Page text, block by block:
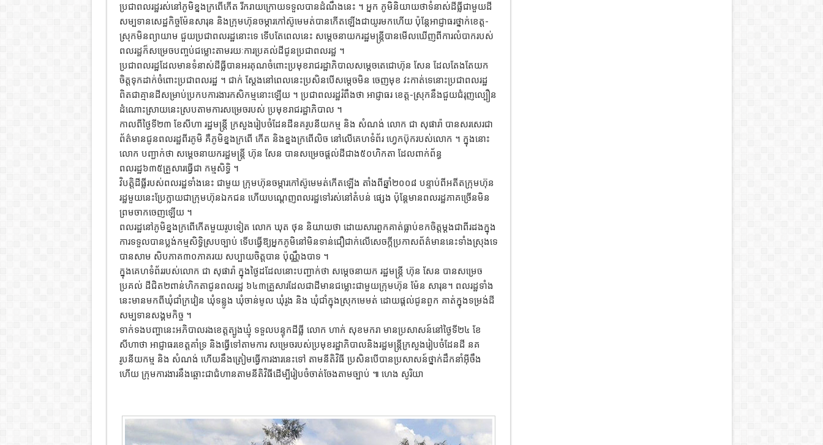
ប្រជាពលរដ្ឋរស់នៅភូមិខ្នងក្រពើកើត រីករាយក្រោយទទួលបានដំណឹងនេះ ។ អ្នក ភូមិនិយាយថាទំនាស់ដីធ្លីជាមួយដី
សម្បទានសេដ្ឋកិច្ចម៉ែនសារុន និងក្រុមហ៊ុនចម្ការកៅស៊ូមេមត់បានកើតឡើងជាយូរមកហើយ ប៉ុន្តែអាជ្ញាធរថ្នាក់ខេត្ត-
ស្រុកមិនព្យាយាម ជួយប្រជាពលរដ្ឋនោះទេ ទើបតែពេលនេះ សម្តេចនាយករដ្ឋមន្រ្តីបានមើលឃើញពីការលំបាករបស់
ពលរដ្ឋក៏សម្រេចបញ្ចប់ជម្លោះតាមរយៈការប្រគល់ដីជូនប្រជាពលរដ្ឋ ។
ប្រជាពលរដ្ឋដែលមានទំនាស់ដីធ្លីបានអរគុណចំពោះប្រមុខរាជរដ្ឋាភិបាលសម្តេចតេជោហ៊ុន សែន ដែលតែងតែយក
ចិត្តទុកដាក់ចំពោះប្រជាពលរដ្ឋ ។ ជាក់ ស្តែងនៅពេលនេះប្រសិនបើសម្តេចមិន ចេញមុខ វះកាត់ទេនោះប្រជាពលរដ្ឋ
ពិតជាគ្មានដីសម្រាប់ប្រកបការងារកសិកម្មនោះឡើយ ។ ប្រជាពលរដ្ឋរំពឹងថា អាជ្ញាធរ ខេត្ត-ស្រុកនឹងជួយជំរុញល្បឿន
ដំណោះស្រាយនេះស្របតាមការសម្រេចរបស់ ប្រមុខរាជរដ្ឋាភិបាល ។
កាលពីថ្ងៃទី២៣ ខែសីហា រដ្ឋមន្ត្រី ក្រសួងរៀបចំដែនដីនគរូបនីយកម្ម និង សំណង់ លោក ជា សុផារ៉ា បានសរសេរជា
ព័ត៌មានជូនពលរដ្ឋពីរភូមិ គឺភូមិខ្នងក្រពើ កើត និងខ្នងក្រពើលិច នៅលើគេហទំព័រ ហ្វេកប៊ុករបស់លោក ។ ក្នុងនោះ
លោក បញ្ជាក់ថា សម្តេចនាយករដ្ឋមន្ត្រី ហ៊ុន សែន បានសម្រេចផ្ដល់ដីជាង៥០ហិកតា ដែលពាក់ព័ន្ធ
ពលរដ្ឋ៦៣៥គ្រួសារធ្វើជា កម្មសិទ្ធិ ។
វិបត្តិដីធ្លីរបស់ពលរដ្ឋទាំងនេះ ជាមួយ ក្រុមហ៊ុនចម្ការកៅស៊ូមេមត់កើតឡើង តាំងពីឆ្នាំ២០០៨ បន្ទាប់ពីអតីតក្រុមហ៊ុន
រដ្ឋមួយនេះប្រែក្លាយជាក្រុមហ៊ុនឯកជន ហើយបណ្ដេញពលរដ្ឋទៅរស់នៅតំបន់ ផ្សេង ប៉ុន្តែមានពលរដ្ឋភាគច្រើនមិន
ព្រមចាកចេញឡើយ ។
ពលរដ្ឋនៅភូមិខ្នងក្រពើកើតមួយរូបទៀត លោក ឃុត ថុន និយាយថា ដោយសារពួកគាត់ធ្លាប់ខកចិត្តម្ដងជាពីរដងក្នុង
ការទទួលបានប្លង់កម្មសិទ្ធិស្របច្បាប់ ទើបធ្វើឱ្យអ្នកភូមិនៅមិនទាន់ជឿជាក់លើសេចក្ដីប្រកាសព័ត៌មាននេះទាំងស្រុងទេ
បានសាម សិបភាគ៣០ភាគរយ សប្បាយចិត្តបាន ប៉ុណ្ណឹងបាទ ។
ក្នុងគេហទំព័ររបស់លោក ជា សុផារ៉ា ក្នុងថ្ងៃដដែលនោះបញ្ជាក់ថា សម្តេចនាយក រដ្ឋមន្ត្រី ហ៊ុន សែន បានសម្រេច
ប្រគល់ ដីជិត២ពាន់ហិកតាជូនពលរដ្ឋ ៦៤៣គ្រួសារដែលជាដីមានជម្លោះជាមួយក្រុមហ៊ុន ម៉ែន សារុន។ ពលរដ្ឋទាំង
នេះមានមកពីឃុំជាំក្រវៀន ឃុំទន្លូង ឃុំចាន់មូល ឃុំរូង និង ឃុំជាំក្នុងស្រុកមេមត់ ដោយផ្តល់ជូនពួក គាត់ក្នុងទម្រង់ដី
សម្បទានសង្គមកិច្ច ។
ទាក់ទងបញ្ហានេះអភិបាលរងខេត្តត្បូងឃ្មុំ ទទួលបន្ទុកដីធ្លី លោក ហាក់ សុខមករា មានប្រសាសន៍នៅថ្ងៃទី២៤ ខែ
សីហាថា អាជ្ញាធរខេត្តគាំទ្រ និងធ្វើទៅតាមការ សម្រេចរបស់ប្រមុខរដ្ឋាភិបាលនិងរដ្ឋមន្ត្រីក្រសួងរៀបចំដែនដី នគ
រូបនីយកម្ម និង សំណង់ ហើយនឹងត្រៀមធ្វើការងារនេះទៅ តាមនីតិវិធី ប្រសិនបើបានប្រសាសន៍ថ្នាក់ដឹកនាំអ៊ីចឹង
ហើយ ក្រុមការងារនឹងឆ្ពោះជាជំហានតាមនីតិវិធីដើម្បីរៀបចំចាត់ចែងតាមច្បាប់ ៕ ហេង សូរិយា